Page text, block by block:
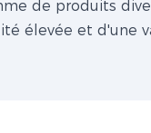
de produits
élevée et d'une